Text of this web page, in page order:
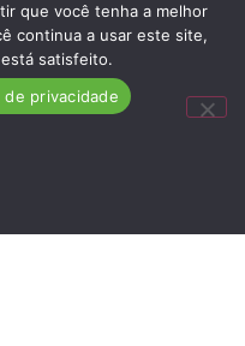
que você tenha a melhor
continua a usar este site,
satisfeito.
de privacidade